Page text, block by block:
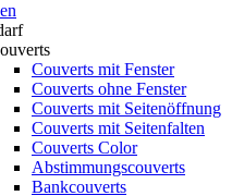
Couverts mit Fenster
Couverts ohne Fenster
Couverts mit Seitenöffnung
Couverts mit Seitenfalten
Couverts Color
Abstimmungscouverts
Bankcouverts